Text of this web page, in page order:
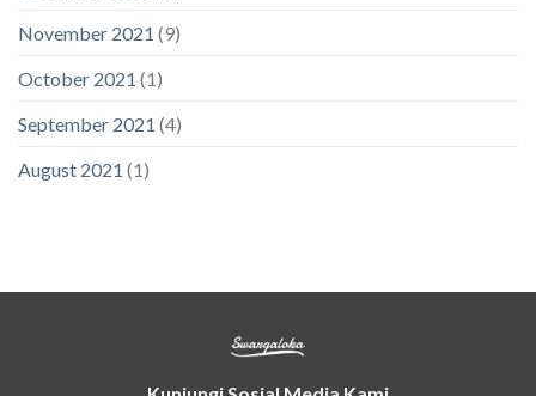
November 2021 (9)
October 2021 (1)
September 2021 (4)
August 2021 (1)